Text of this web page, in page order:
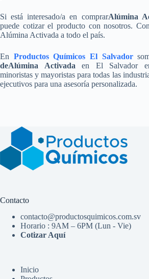
Si está interesado/a en comprarAlúmina
puede cotizar el producto con nosotros.
Alúmina Activada a todo el país.
En Productos Químicos El Salvador
deAlúmina Activadaen El Salvador
minoristas y mayoristas para todas las
ejecutivos para una asesoría personalizada.
Contacto
contacto@productosquimicos.com.sv
Horario : 9AM – 6PM (Lun - Vie)
Cotizar Aquí
Inicio